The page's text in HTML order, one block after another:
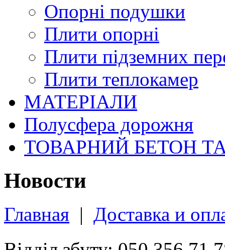
Опорні подушки
Плити опорні
Плити підземних
Плити теплокамер
МАТЕРІАЛИ
Полусфера дорожня
ТОВАРНИЙ БЕТОН
Новости
Главная | Доставка и